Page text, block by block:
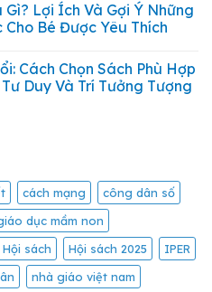
Lợi Ích Và Gợi Ý Những
Cho Bé Được Yêu Thích
Cách Chọn Sách Phù Hợp
Duy Và Trí Tưởng Tượng
cách mạng
công dân số
dục mầm non
Hội sách Hội sách 2025
IPER
nhà giáo việt nam